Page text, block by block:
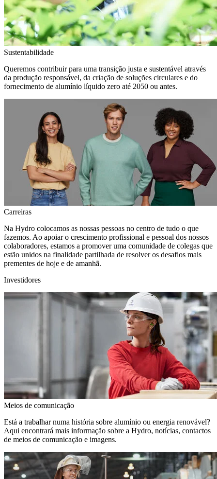
Sustentabilidade
Queremos contribuir para uma transição justa e sustentável através
da produção responsável, da criação de soluções circulares e do
fornecimento de alumínio líquido zero até 2050 ou antes.
Carreiras
Na Hydro colocamos as nossas pessoas no centro de tudo o que
fazemos. Ao apoiar o crescimento profissional e pessoal dos nossos
colaboradores, estamos a promover uma comunidade de colegas que
estão unidos na finalidade partilhada de resolver os desafios mais
prementes de hoje e de amanhã.
Investidores
Meios de comunicação
Está a trabalhar numa história sobre alumínio ou energia renovável?
Aqui encontrará mais informação sobre a Hydro, notícias, contactos
de meios de comunicação e imagens.